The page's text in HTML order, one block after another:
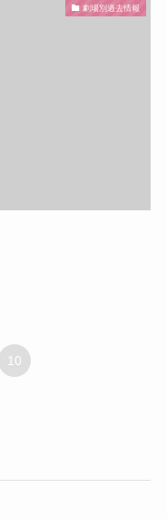
劇場別過去情報
10